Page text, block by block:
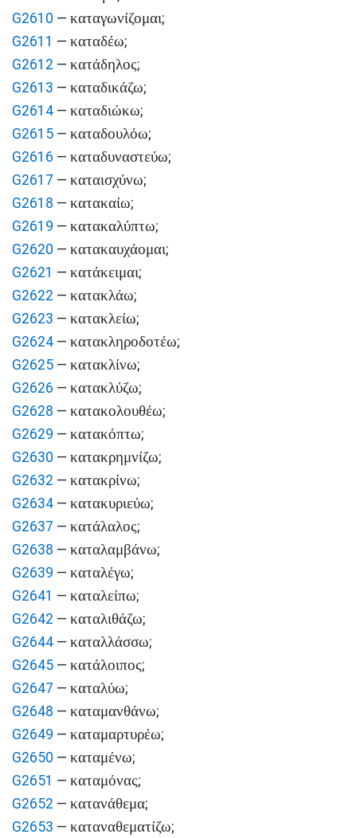
G2610 — καταγωνίζομαι;
G2611 — καταδέω;
G2612 — κατάδηλος;
G2613 — καταδικάζω;
G2614 — καταδιώκω;
G2615 — καταδουλόω;
G2616 — καταδυναστεύω;
G2617 — καταισχύνω;
G2618 — κατακαίω;
G2619 — κατακαλύπτω;
G2620 — κατακαυχάομαι;
G2621 — κατάκειμαι;
G2622 — κατακλάω;
G2623 — κατακλείω;
G2624 — κατακληροδοτέω;
G2625 — κατακλίνω;
G2626 — κατακλύζω;
G2628 — κατακολουθέω;
G2629 — κατακόπτω;
G2630 — κατακρημνίζω;
G2632 — κατακρίνω;
G2634 — κατακυριεύω;
G2637 — κατάλαλος;
G2638 — καταλαμβάνω;
G2639 — καταλέγω;
G2641 — καταλείπω;
G2642 — καταλιθάζω;
G2644 — καταλλάσσω;
G2645 — κατάλοιπος;
G2647 — καταλύω;
G2648 — καταμανθάνω;
G2649 — καταμαρτυρέω;
G2650 — καταμένω;
G2651 — καταμόνας;
G2652 — κατανάθεμα;
G2653 — καταναθεματίζω;